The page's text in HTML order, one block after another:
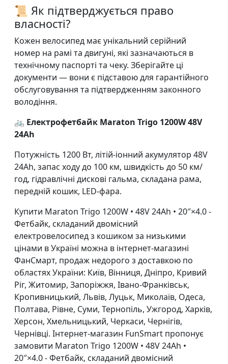
📜 Як підтверджується право
власності?
Кожен велосипед має унікальний серійний
номер на рамі та двигуні, які зазначаються в
технічному паспорті та чеку. Зберігайте ці
документи — вони є підставою для гарантійного
обслуговування та підтвердженням законного
володіння.
🚲 Електрофетбайк Maraton Trigo 1200W 48V
24Ah
Потужність 1200 Вт, літій-іонний акумулятор 48V
24Ah, запас ходу до 100 км, швидкість до 50 км/
год, гідравлічні дискові гальма, складана рама,
передній кошик, LED-фара.
Купити Maraton Trigo 1200W • 48V 24Ah • 20″×4.0 -
Фетбайк, складаний двомісний
електровелосипед з кошиком за низькими
цінами в Україні можна в інтернет-магазині
ФанСмарт, продаж недорого з доставкою по
областях України: Київ, Вінниця, Дніпро, Кривий
Ріг, Житомир, Запоріжжя, Івано-Франківськ,
Кропивницький, Львів, Луцьк, Миколаїв, Одеса,
Полтава, Рівне, Суми, Тернопіль, Ужгород, Харків,
Херсон, Хмельницький, Черкаси, Чернігів,
Чернівці. Інтернет-магазин FunSmart пропонує
замовити Maraton Trigo 1200W • 48V 24Ah •
20″×4.0 - Фетбайк, складаний двомісний